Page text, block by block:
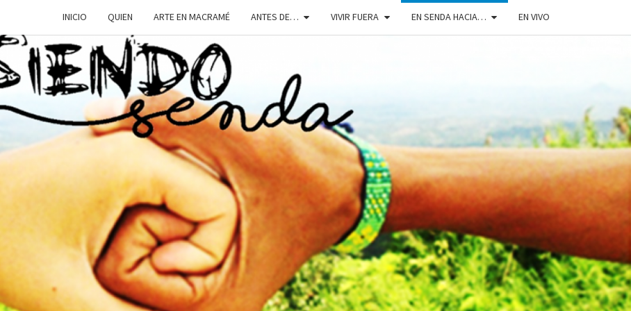
INICIO QUIEN ARTE EN MACRAMÉ ANTES DE… VIVIR FUERA EN SENDA HACIA… EN VIVO
SIENDOSENDA